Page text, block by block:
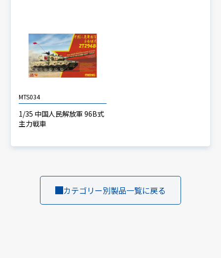
MTS034
1/35 中国人民解放軍 96B式
主力戦車
カテゴリー別製品一覧に戻る